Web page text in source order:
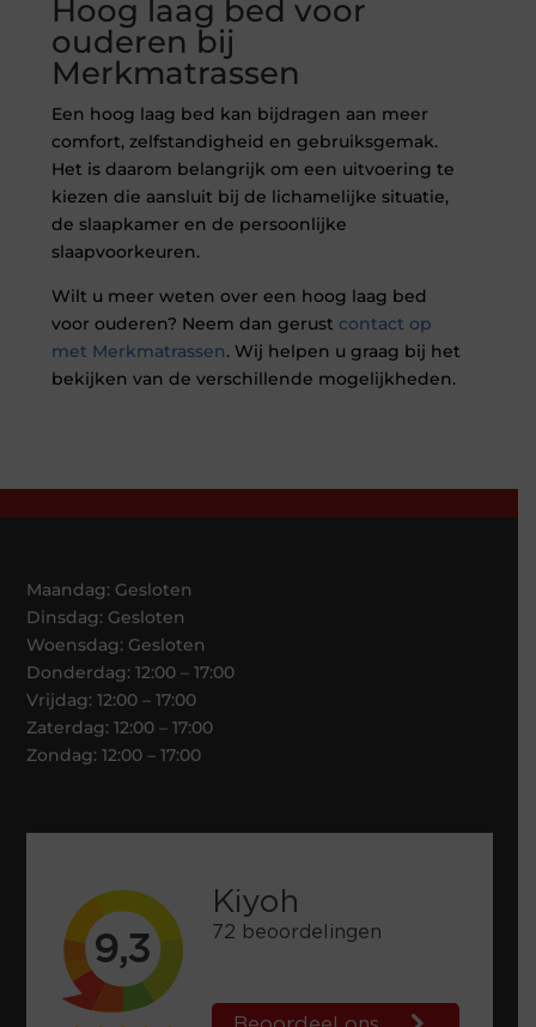
Hoog laag bed voor
ouderen bij
Merkmatrassen
Een hoog laag bed kan bijdragen aan meer
comfort, zelfstandigheid en gebruiksgemak.
Het is daarom belangrijk om een uitvoering te
kiezen die aansluit bij de lichamelijke situatie,
de slaapkamer en de persoonlijke
slaapvoorkeuren.
Wilt u meer weten over een hoog laag bed
voor ouderen? Neem dan gerust contact op
met Merkmatrassen. Wij helpen u graag bij het
bekijken van de verschillende mogelijkheden.
Maandag: Gesloten
Dinsdag: Gesloten
Woensdag: Gesloten
Donderdag: 12:00 – 17:00
Vrijdag: 12:00 – 17:00
Zaterdag: 12:00 – 17:00
Zondag: 12:00 – 17:00